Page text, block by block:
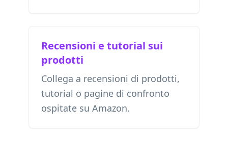
Recensioni e tutorial sui
prodotti
Collega a recensioni di prodotti,
tutorial o pagine di confronto
ospitate su Amazon.